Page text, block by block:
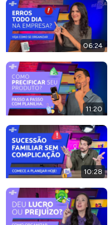
06:24
11:20
10:28